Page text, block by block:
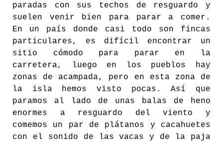
paradas con sus techos de resguardo y
suelen venir bien para parar a comer.
En un país donde casi todo son fincas
particulares, es difícil encontrar un
sitio cómodo para parar en la
carretera, luego en los pueblos hay
zonas de acampada, pero en esta zona de
la isla hemos visto pocas. Así que
paramos al lado de unas balas de heno
enormes a resguardo del viento y
comemos un par de plátanos y cacahuetes
con el sonido de las vacas y de la paja